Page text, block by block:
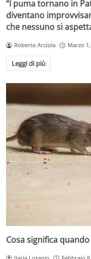
“I puma tornano in
diventano
che nessuno si
Roberto Arciola Marzo
Leggi di più
Cosa significa